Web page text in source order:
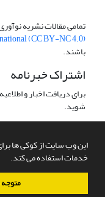
این وب سایت از کوکی ها
خدمات استفاده می کند.
تمامی مقالات نشریه
(CC BY-NC 4.0)
باشند.
اشتراک خبرنامه
برای دریافت اخبار و
شوید.
سامانه مدیریت نشریات